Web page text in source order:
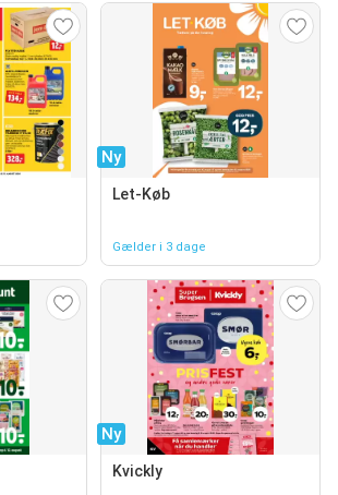
Ny
Let-Køb
Gælder i 3 dage
Ny
Kvickly